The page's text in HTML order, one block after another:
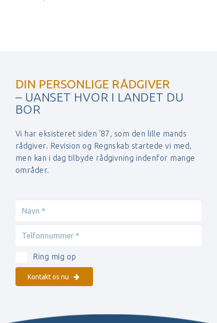
DIN PERSONLIGE RÅDGIVER
– UANSET HVOR I LANDET DU
BOR
Vi har eksisteret siden ’87, som den lille mands
rådgiver. Revision og Regnskab startede vi med,
men kan i dag tilbyde rådgivning indenfor mange
områder.
Ring mig op
Kontakt os nu